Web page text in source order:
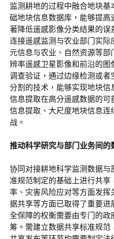
监测耕地的过程中融合地块
础地块信息数据库，能够提高
著降低遥感影像分类结果的
连接遥感监测与农业部门实
元信息与农业、自然资源等
辨率遥感卫星影像和前沿的
调查验证，通过边缘检测或
分割的技术，能够实现地块
信息提取在高分遥感数据的
信息提取、大尺度地块信息
战。
推动科学研究与部门业务间
协同对接耕地科学监测数据
准规范制定的基础上进行共
率、灾害风险应对等方面发
据共享等方面已取得了重要
全保障的权衡需要由专门的
筹。需建立数据共享标准规